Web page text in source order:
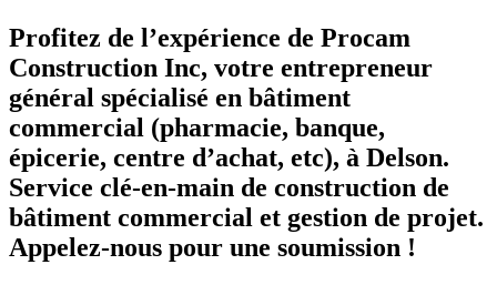
Profitez de l’expérience de Procam
Construction Inc, votre entrepreneur
général spécialisé en bâtiment
commercial (pharmacie, banque,
épicerie, centre d’achat, etc), à Delson.
Service clé-en-main de construction de
bâtiment commercial et gestion de projet.
Appelez-nous pour une soumission !